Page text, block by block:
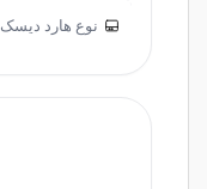
نوع هارد دیسک